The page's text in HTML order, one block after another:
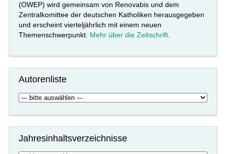
(OWEP) wird gemeinsam von Renovabis und dem
Zentralkomittee der deutschen Katholiken herausgegeben
und erscheint vierteljährlich mit einem neuen
Themenschwerpunkt. Mehr über die Zeitschrift.
Autorenliste
Jahresinhaltsverzeichnisse